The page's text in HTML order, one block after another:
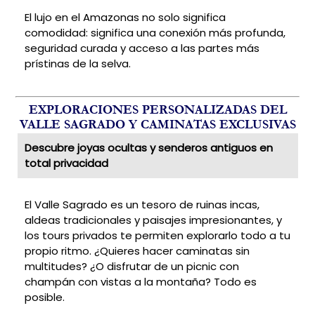
El lujo en el Amazonas no solo significa
comodidad: significa una conexión más profunda,
seguridad curada y acceso a las partes más
prístinas de la selva.
EXPLORACIONES PERSONALIZADAS DEL
VALLE SAGRADO Y CAMINATAS EXCLUSIVAS
Descubre joyas ocultas y senderos antiguos en
total privacidad
El Valle Sagrado es un tesoro de ruinas incas,
aldeas tradicionales y paisajes impresionantes, y
los tours privados te permiten explorarlo todo a tu
propio ritmo. ¿Quieres hacer caminatas sin
multitudes? ¿O disfrutar de un picnic con
champán con vistas a la montaña? Todo es
posible.